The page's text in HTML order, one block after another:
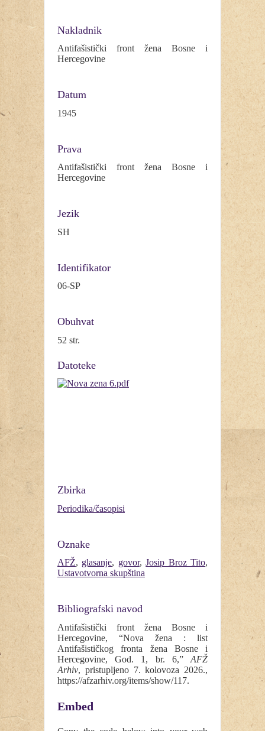
Nakladnik
Antifašistički front žena Bosne i
Hercegovine
Datum
1945
Prava
Antifašistički front žena Bosne i
Hercegovine
Jezik
SH
Identifikator
06-SP
Obuhvat
52 str.
Datoteke
Zbirka
Periodika/časopisi
Oznake
AFŽ, glasanje, govor,Josip Broz Tito,
Ustavotvorna skupština
Bibliografski navod
Antifašistički front žena Bosne i
Hercegovine, “Nova žena : list
Antifašističkog fronta žena Bosne i
Hercegovine, God. 1, br. 6,” AFŽ
Arhiv, pristupljeno 7. kolovoza 2026.,
https://afzarhiv.org/items/show/117.
Embed